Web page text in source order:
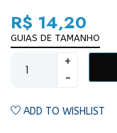
R$ 14,20
GUIAS DE TAMANHO
ADD TO WISHLIST